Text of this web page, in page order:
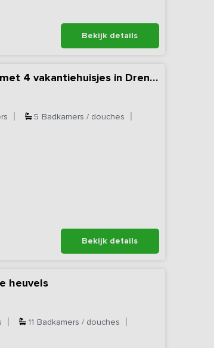
Bekijk details
Nieuw - Groepsaccommodatie met 4 vakantiehuisjes in Drenthe
5 Badkamers / douches
Bekijk details
heuvels
11 Badkamers / douches